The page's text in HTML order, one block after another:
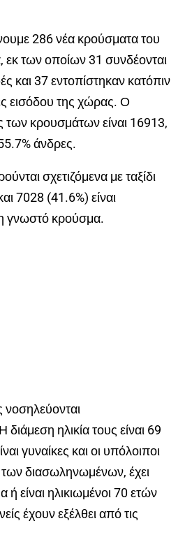
286 νέα κρούσματα του
εκ των οποίων 31 συνδέονται
και 37 εντοπίστηκαν κατόπιν
εισόδου της χώρας. Ο
των κρουσμάτων είναι 16913,
άνδρες.
σχετιζόμενα με ταξίδι
7028 (41.6%) είναι
γνωστό κρούσμα.
νοσηλεύονται
ηλικία τους είναι 69
γυναίκες και οι υπόλοιποι
διασωληνωμένων, έχει
είναι ηλικιωμένοι 70 ετών
έχουν εξέλθει από τις